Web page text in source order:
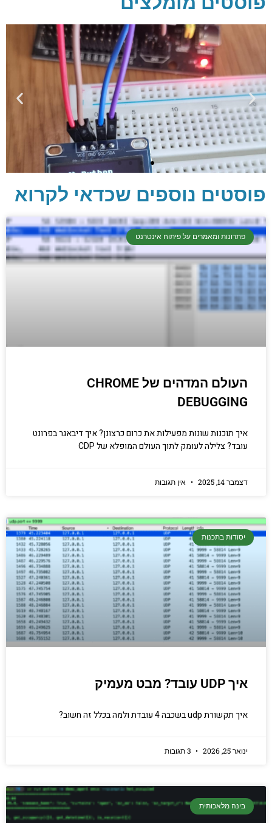
פוסטים נוספים שכדאי לקרוא
פתרונות ומאמרים על פיתוח אינטרנט
העולם המדהים של CHROME
DEBUGGING
איך תוכנות שונות מפעילות את כרום כרצונן? איך דיבאגר בפרונט
עובד? צלילה לעומק לתוך העולם המופלא של CDP
דצמבר 14, 2025 אין תגובות
יסודות בתכנות
איך UDP עובד? מבט מעמיק
איך תקשורת udp בשכבה 4 עובדת ולמה בכלל זה חשוב?
ינואר 25, 2026
בינה מלאכותית